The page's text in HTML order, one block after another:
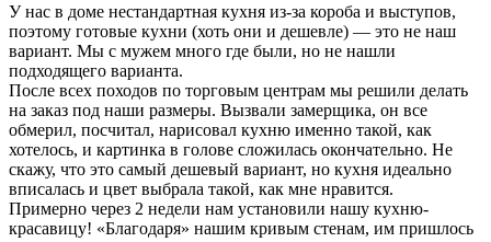
У нас в доме нестандартная кухня из-за короба и выступов,
поэтому готовые кухни (хоть они и дешевле) — это не наш
вариант. Мы с мужем много где были, но не нашли
подходящего варианта.
После всех походов по торговым центрам мы решили делать
на заказ под наши размеры. Вызвали замерщика, он все
обмерил, посчитал, нарисовал кухню именно такой, как
хотелось, и картинка в голове сложилась окончательно. Не
скажу, что это самый дешевый вариант, но кухня идеально
вписалась и цвет выбрала такой, как мне нравится.
Примерно через 2 недели нам установили нашу кухню-
красавицу! «Благодаря» нашим кривым стенам, им пришлось